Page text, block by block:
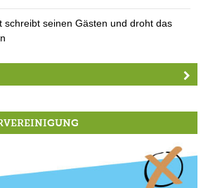
schreibt seinen Gästen und droht das